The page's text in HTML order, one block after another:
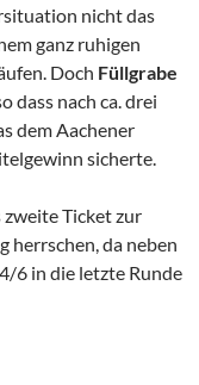
nicht das
ganz ruhigen
Doch Füllgrabe
dass nach ca. drei
dem Aachener
sicherte.
zweite Ticket zur
herrschen, da neben
6 in die letzte Runde